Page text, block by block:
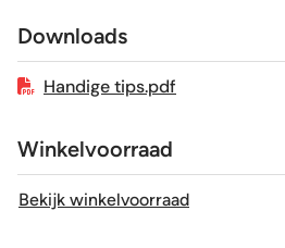
Geschikt voor vloerverwarming
Downloads
Handige tips.pdf
Winkelvoorraad
Bekijk winkelvoorraad